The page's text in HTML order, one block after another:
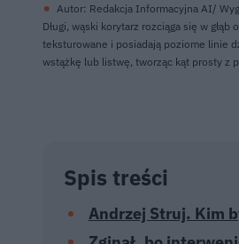
Autor: Redakcja Informacyjna AI/
Długi, wąski korytarz rozciąga się w
teksturowane i posiadają poziome linie
wstążkę lub listwę, tworząc kąt prosty z
Spis treści
Andrzej Struj. Kim